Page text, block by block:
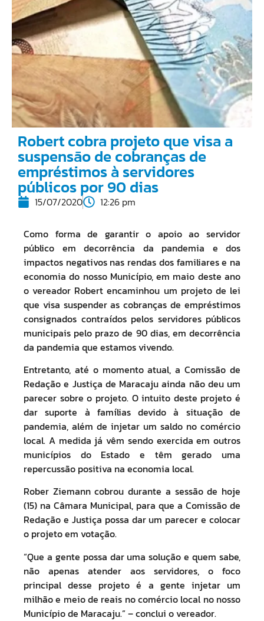
Robert cobra projeto que visa a
suspensão de cobranças de
empréstimos à servidores
públicos por 90 dias
15/07/2020 12:26 pm
Como forma de garantir o apoio ao servidor
público em decorrência da pandemia e dos
impactos negativos nas rendas dos familiares e na
economia do nosso Município, em maio deste ano
o vereador Robert encaminhou um projeto de lei
que visa suspender as cobranças de empréstimos
consignados contraídos pelos servidores públicos
municipais pelo prazo de 90 dias, em decorrência
da pandemia que estamos vivendo.
Entretanto, até o momento atual, a Comissão de
Redação e Justiça de Maracaju ainda não deu um
parecer sobre o projeto. O intuito deste projeto é
dar suporte à famílias devido à situação de
pandemia, além de injetar um saldo no comércio
local. A medida já vêm sendo exercida em outros
municípios do Estado e têm gerado uma
repercussão positiva na economia local.
Rober Ziemann cobrou durante a sessão de hoje
(15) na Câmara Municipal, para que a Comissão de
Redação e Justiça possa dar um parecer e colocar
o projeto em votação.
“Que a gente possa dar uma solução e quem sabe,
não apenas atender aos servidores, o foco
principal desse projeto é a gente injetar um
milhão e meio de reais no comércio local no nosso
Município de Maracaju.” – conclui o vereador.